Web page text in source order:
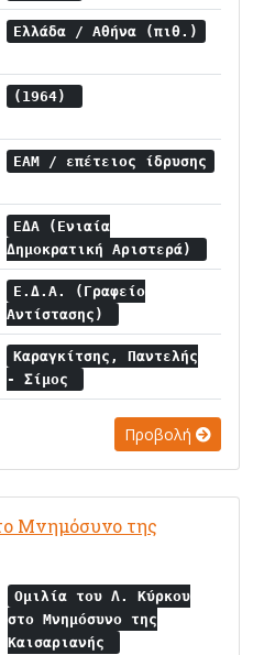
Ελλάδα / Αθήνα (πιθ.)
(1964)
ΕΑΜ / επέτειος ίδρυσης
ΕΔΑ (Ενιαία
Δημοκρατική Αριστερά)
Ε.Δ.Α. (Γραφείο
Αντίστασης)
Καραγκίτσης, Παντελής
- Σίμος
Προβολή
Μνημόσυνο της
Ομιλία του Λ. Κύρκου
στο Μνημόσυνο της
Καισαριανής